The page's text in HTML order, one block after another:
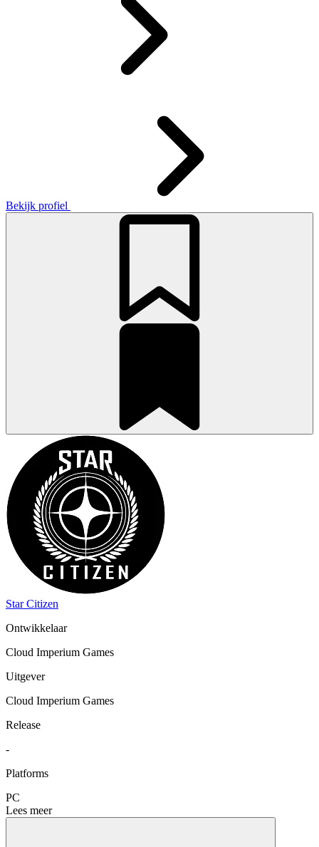
Bekijk profiel
Star Citizen
Ontwikkelaar
Cloud Imperium Games
Uitgever
Cloud Imperium Games
Release
-
Platforms
PC
Lees meer